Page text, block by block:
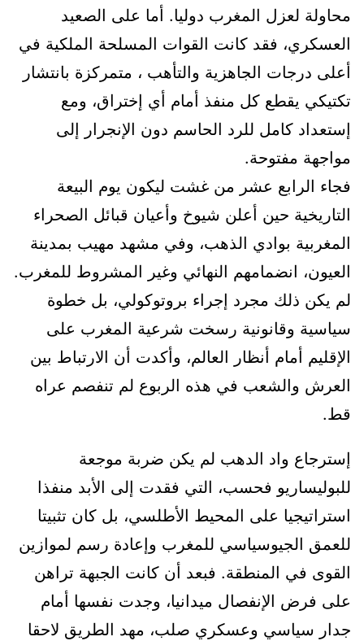
محاولة لعزل المغرب دوليا. أما على الصعيد
العسكري، فقد كانت القوات المسلحة الملكية في
أعلى درجات الجاهزية والتأهب ، متمركزة بانتشار
تكتيكي يقطع كل منفذ أمام أي إختراق، ومع
إستعداد كامل للرد الحاسم دون الإنجرار إلى
مواجهة مفتوحة.
فجاء الرابع عشر من غشت ليكون يوم البيعة
التاريخية حين أعلن شيوخ وأعيان قبائل الصحراء
المغربية بوادي الذهب، وفي مشهد مهيب بمدينة
العيون، انضمامهم النهائي وغير المشروط للمغرب.
لم يكن ذلك مجرد إجراء بروتوكولي، بل خطوة
سياسية وقانونية رسخت شرعية المغرب على
الإقليم أمام أنظار العالم، وأكدت أن الارتباط بين
العرش والشعب في هذه الربوع لم تنفصم عراه
قط.
إسترجاع واد الدهب لم يكن ضربة موجعة
للبوليساريو فحسب، التي فقدت إلى الأبد منفذا
استراتيجيا على المحيط الأطلسي، بل كان تثبيتا
للعمق الجيوسياسي للمغرب وإعادة رسم لموازين
القوى في المنطقة. فبعد أن كانت الجبهة تراهن
على فرض الإنفصال ميدانيا، وجدت نفسها أمام
جدار سياسي وعسكري صلب، مهد الطريق لاحقا